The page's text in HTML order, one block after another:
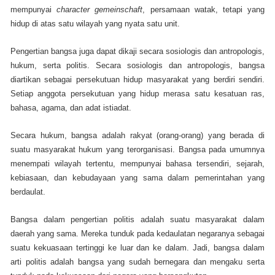
mempunyaicharacter gemeinschaft , persamaan watak, tetapi yang
hidup di atas satu wilayah yang nyata satu unit.
Pengertian bangsa juga dapat dikaji secara sosiologis dan antropologis,
hukum, serta politis. Secara sosiologis dan antropologis, bangsa
diartikan sebagai persekutuan hidup masyarakat yang berdiri sendiri.
Setiap anggota persekutuan yang hidup merasa satu kesatuan ras,
bahasa, agama, dan adat istiadat.
Secara hukum, bangsa adalah rakyat (orang-orang) yang berada di
suatu masyarakat hukum yang terorganisasi. Bangsa pada umumnya
menempati wilayah tertentu, mempunyai bahasa tersendiri, sejarah,
kebiasaan, dan kebudayaan yang sama dalam pemerintahan yang
berdaulat.
Bangsa dalam pengertian politis adalah suatu masyarakat dalam
daerah yang sama. Mereka tunduk pada kedaulatan negaranya sebagai
suatu kekuasaan tertinggi ke luar dan ke dalam. Jadi, bangsa dalam
arti politis adalah bangsa yang sudah bernegara dan mengaku serta